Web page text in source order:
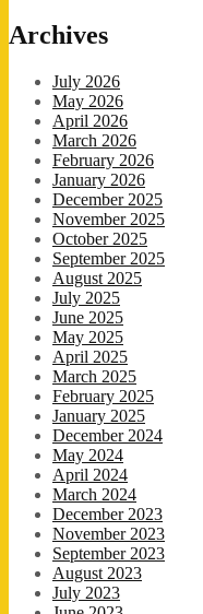
Archives
July 2026
May 2026
April 2026
March 2026
February 2026
January 2026
December 2025
November 2025
October 2025
September 2025
August 2025
July 2025
June 2025
May 2025
April 2025
March 2025
February 2025
January 2025
December 2024
May 2024
April 2024
March 2024
December 2023
November 2023
September 2023
August 2023
July 2023